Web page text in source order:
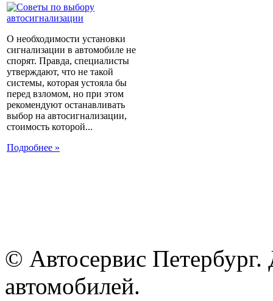
О необходимости установки
сигнализации в автомобиле не
спорят. Правда, специалисты
утверждают, что не такой
системы, которая устояла бы
перед взломом, но при этом
рекомендуют останавливать
выбор на автосигнализации,
стоимость которой...
Подробнее »
© Автосервис
автомобилей.